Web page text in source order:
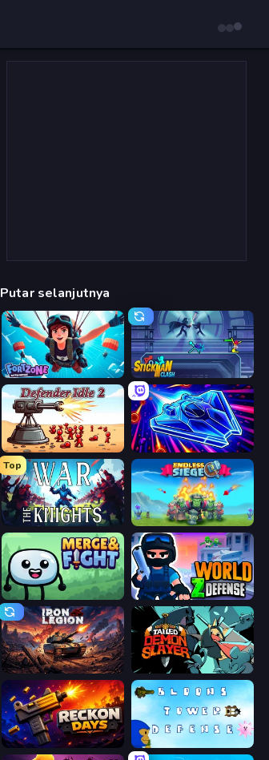
Putar selanjutnya
Fortzone Battle Royale Stickman Clash
Defender Idle 2 Stellar Swarm
Top
War the Knights Endless Siege
Merge & Fight World Z Defense - Zombie Defense
Iron Legion Tailed Demon Slayer
Reckon Days